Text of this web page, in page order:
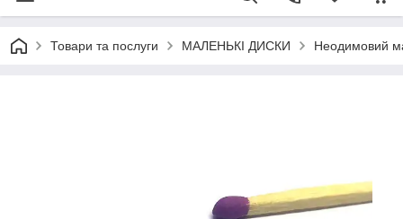
Товари та послуги МАЛЕНЬКІ ДИСКИ Неодимовий